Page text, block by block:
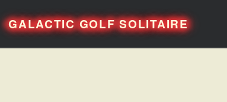
GALACTIC GOLF SOLITAIRE